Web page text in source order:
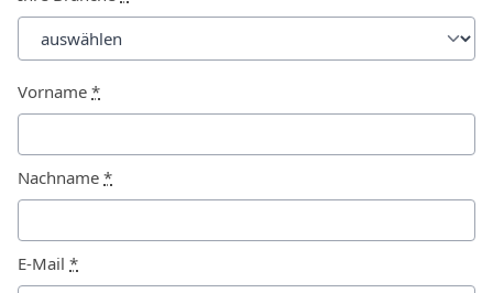
Vorname *
Nachname *
E-Mail *